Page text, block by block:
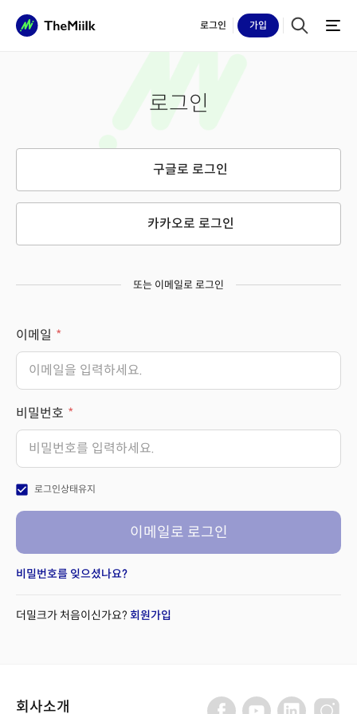
로그인 가입
로그인
구글로 로그인
카카오로 로그인
또는 이메일로 로그인
이메일
비밀번호
check_box 로그인상태유지
이메일로 로그인
비밀번호를 잊으셨나요?
더밀크가 처음이신가요? 회원가입
회사소개